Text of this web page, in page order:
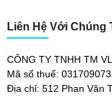
Liên Hệ Với Chúng
CÔNG TY TNHH TM
Mã số thuế:
Địa chỉ: 512 Phan Văn